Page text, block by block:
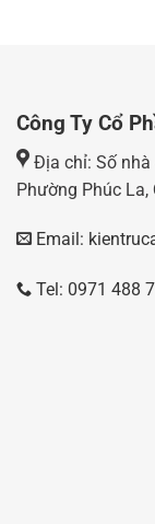
Công Ty Cổ
Địa chỉ: Số nhà
Phường Phúc La,
Email:
Tel: 0971 488